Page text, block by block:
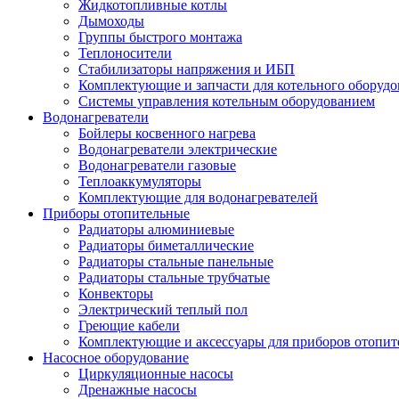
Жидкотопливные котлы
Дымоходы
Группы быстрого монтажа
Теплоносители
Стабилизаторы напряжения и ИБП
Комплектующие и запчасти для котельного
Системы управления котельным оборудованием
Водонагреватели
Бойлеры косвенного нагрева
Водонагреватели электрические
Водонагреватели газовые
Теплоаккумуляторы
Комплектующие для водонагревателей
Приборы отопительные
Радиаторы алюминиевые
Радиаторы биметаллические
Радиаторы стальные панельные
Радиаторы стальные трубчатые
Конвекторы
Электрический теплый пол
Греющие кабели
Комплектующие и аксессуары для приборов
Насосное оборудование
Циркуляционные насосы
Дренажные насосы